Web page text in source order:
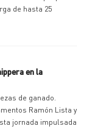
de hasta 25
en la
de ganado.
Ramón Lista y
jornada impulsada